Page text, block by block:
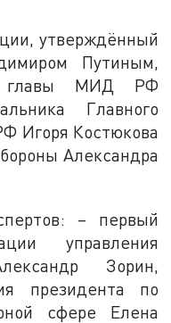
утверждённый
Путиным,
главы МИД РФ
Главного
Игоря Костюкова
Александра
– первый
управления
Зорин,
президента по
сфере Елена